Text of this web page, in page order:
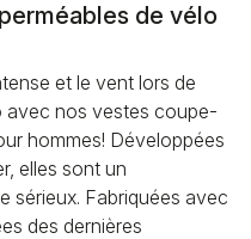
de vélo
et le vent lors de
avec nos vestes coupe-
hommes! Développées
elles sont un
sérieux. Fabriquées avec
des dernières